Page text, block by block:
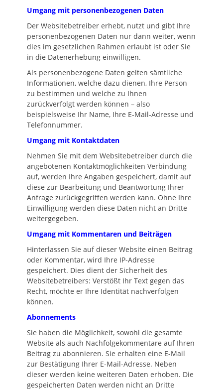
Umgang mit personenbezogenen Daten
Der Websitebetreiber erhebt, nutzt und gibt Ihre
personenbezogenen Daten nur dann weiter, wenn
dies im gesetzlichen Rahmen erlaubt ist oder Sie
in die Datenerhebung einwilligen.
Als personenbezogene Daten gelten sämtliche
Informationen, welche dazu dienen, Ihre Person
zu bestimmen und welche zu Ihnen
zurückverfolgt werden können – also
beispielsweise Ihr Name, Ihre E-Mail-Adresse und
Telefonnummer.
Umgang mit Kontaktdaten
Nehmen Sie mit dem Websitebetreiber durch die
angebotenen Kontaktmöglichkeiten Verbindung
auf, werden Ihre Angaben gespeichert, damit auf
diese zur Bearbeitung und Beantwortung Ihrer
Anfrage zurückgegriffen werden kann. Ohne Ihre
Einwilligung werden diese Daten nicht an Dritte
weitergegeben.
Umgang mit Kommentaren und Beiträgen
Hinterlassen Sie auf dieser Website einen Beitrag
oder Kommentar, wird Ihre IP-Adresse
gespeichert. Dies dient der Sicherheit des
Websitebetreibers: Verstößt Ihr Text gegen das
Recht, möchte er Ihre Identität nachverfolgen
können.
Abonnements
Sie haben die Möglichkeit, sowohl die gesamte
Website als auch Nachfolgekommentare auf Ihren
Beitrag zu abonnieren. Sie erhalten eine E-Mail
zur Bestätigung Ihrer E-Mail-Adresse. Neben
dieser werden keine weiteren Daten erhoben. Die
gespeicherten Daten werden nicht an Dritte